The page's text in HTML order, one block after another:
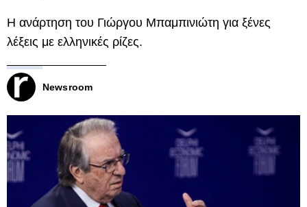
Η ανάρτηση του Γιώργου Μπαμπινιώτη για ξένες
λέξεις με ελληνικές ρίζες.
Newsroom